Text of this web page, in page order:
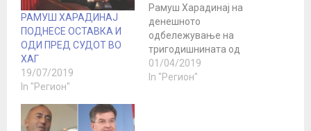
РАМУШ ХАРАДИНАЈ
ПОДНЕСЕ ОСТАВКА И
ОДИ ПРЕД СУДОТ ВО
ХАГ
19/07/2019
In "Регион"
Рамуш Харадинај на
денешното
одбележување на
тригодишнината од
потпишувањето на
Договорот за
01/04/2019
In "Регион"